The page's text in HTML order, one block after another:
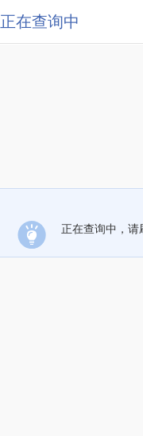
正在查询中
正在查询中，请